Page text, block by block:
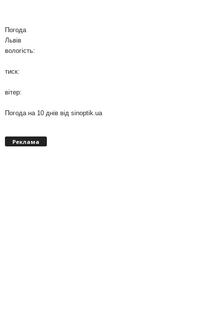
Погода
Львів
вологість:
тиск:
вітер:
Погода на 10 днів від sinoptik.ua
Реклама